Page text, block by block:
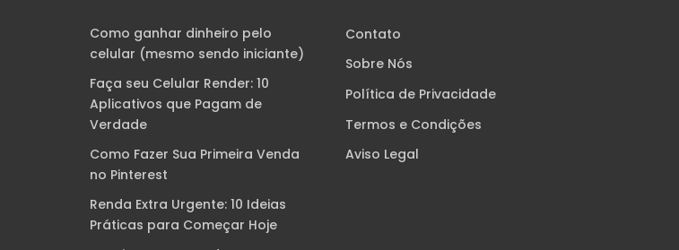
Como ganhar dinheiro pelo
celular (mesmo sendo iniciante)
Faça seu Celular Render: 10
Aplicativos que Pagam de
Verdade
Como Fazer Sua Primeira Venda
no Pinterest
Renda Extra Urgente: 10 Ideias
Práticas para Começar Hoje
Contato
Sobre Nós
Política de Privacidade
Termos e Condições
Aviso Legal